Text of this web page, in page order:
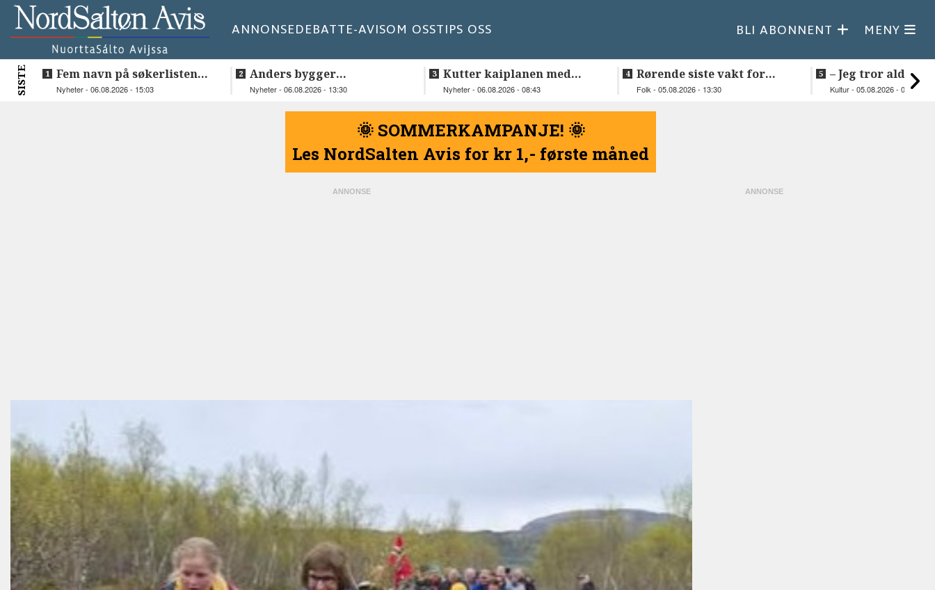
ANNONSEDEBATTE-AVISOM OSSTIPS OSS BLI ABONNENT MENY
SISTE
Fem navn på søkerlisten
til toppjobben i
Nyheter - 06.08.2026 - 15:03
Anders bygger
teknologiselskap fra
Nyheter - 06.08.2026 - 13:30
Kutter kaiplanen med
flere hundre millioner
Nyheter - 06.08.2026 - 08:43
Rørende siste vakt for
Inge på Helnessund-kaia
Folk - 05.08.2026 - 13:30
–⁠ Jeg tror aldri
så vakker natur
Kultur - 05.08.2026 - 09:20
🌞 SOMMERKAMPANJE! 🌞
Les NordSalten Avis for kr 1,- første måned